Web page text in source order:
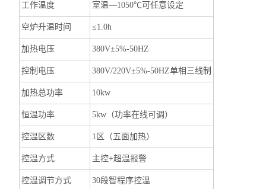
工作温度 室温―1050℃可任意设定
空炉升温时间 ≤1.0h
加热电压 380V±5%-50HZ
控制电压 380V/220V±5%-50HZ单相三线制
加热总功率 10kw
恒温功率 5kw（功率在线可调）
控温区数 1区（五面加热）
控温方式 主控+超温报警
控温调节方式 30段智程序控温